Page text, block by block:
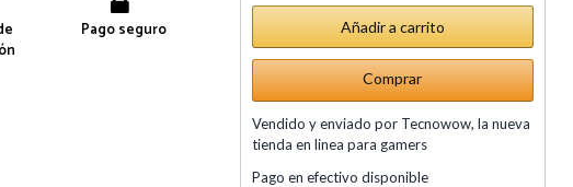
Pago seguro
Comprar
Vendido y enviado por Tecnowow, la nueva
tienda en linea para gamers
Pago en efectivo disponible